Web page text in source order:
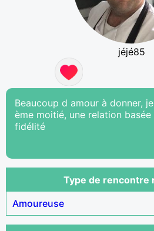
jéjé85
Beaucoup d amour à donner,
ème moitié, une relation
fidélité
Type de rencontre
Amoureuse